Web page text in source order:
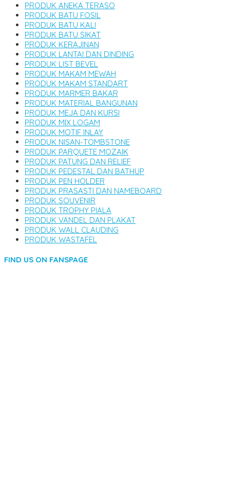
PRODUK ANEKA TERASO
PRODUK BATU FOSIL
PRODUK BATU KALI
PRODUK BATU SIKAT
PRODUK KERAJINAN
PRODUK LANTAI DAN DINDING
PRODUK LIST BEVEL
PRODUK MAKAM MEWAH
PRODUK MAKAM STANDART
PRODUK MARMER BAKAR
PRODUK MATERIAL BANGUNAN
PRODUK MEJA DAN KURSI
PRODUK MIX LOGAM
PRODUK MOTIF INLAY
PRODUK NISAN-TOMBSTONE
PRODUK PARQUETE MOZAIK
PRODUK PATUNG DAN RELIEF
PRODUK PEDESTAL DAN BATHUP
PRODUK PEN HOLDER
PRODUK PRASASTI DAN NAMEBOARD
PRODUK SOUVENIR
PRODUK TROPHY PIALA
PRODUK VANDEL DAN PLAKAT
PRODUK WALL CLAUDING
PRODUK WASTAFEL
FIND US ON FANSPAGE